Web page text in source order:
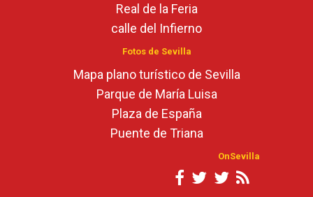
Real de la Feria
calle del Infierno
Fotos de Sevilla
Mapa plano turístico de Sevilla
Parque de María Luisa
Plaza de España
Puente de Triana
OnSevilla